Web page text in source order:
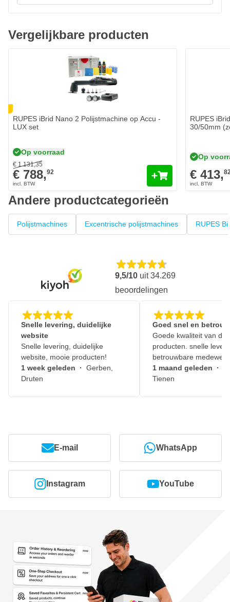
Start/Stop hendel
Ergonomische hendel om de poetsmachine te starten of
Vergelijkbare producten
RUPES iBrid Nano 2 Polijstmachine op Accu -
LUX set
Op voorraad
€ 1.131,35
€ 788,92
RUPES
30/50mm
Op
€ 413,
Andere productcategorieën
Polijstmachines Excentrische polijstmachines RUPES
9,5/10 uit34.269
beoordelingen
Snelle levering, duidelijke
website
Snelle levering, duidelijke
website, mooie producten!
1 week geleden · Gerben,
Druten
Goed snel en
Goede kwaliteit van de
producten. snelle
betrouwbare
1 maand geleden ·
Tienen
E-mail WhatsApp
Instagram YouTube